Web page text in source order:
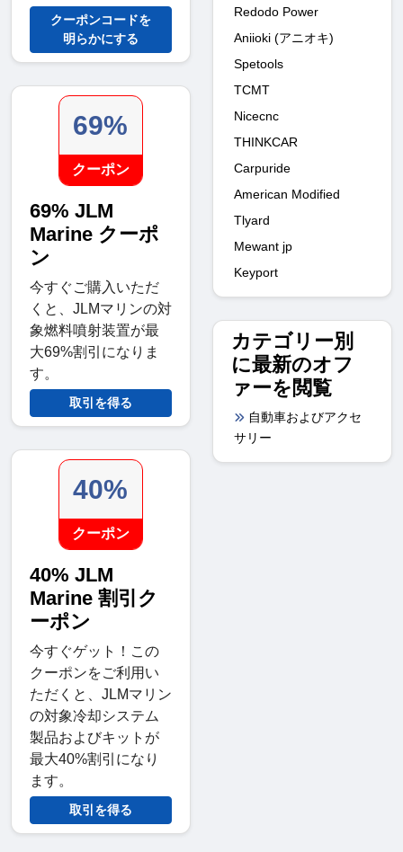
クーポンコードを
明らかにする
69%
クーポン
69% JLM
Marine クーポ
ン
今すぐご購入いただ
くと、JLMマリンの対
象燃料噴射装置が最
大69%割引になりま
す。
取引を得る
40%
クーポン
40% JLM
Marine 割引ク
ーポン
今すぐゲット！この
クーポンをご利用い
ただくと、JLMマリン
の対象冷却システム
製品およびキットが
最大40%割引になり
ます。
取引を得る
Redodo Power
Aniioki (アニオキ)
Spetools
TCMT
Nicecnc
THINKCAR
Carpuride
American Modified
Tlyard
Mewant jp
Keyport
カテゴリー別
に最新のオフ
ァーを閲覧
自動車およびアクセ
サリー